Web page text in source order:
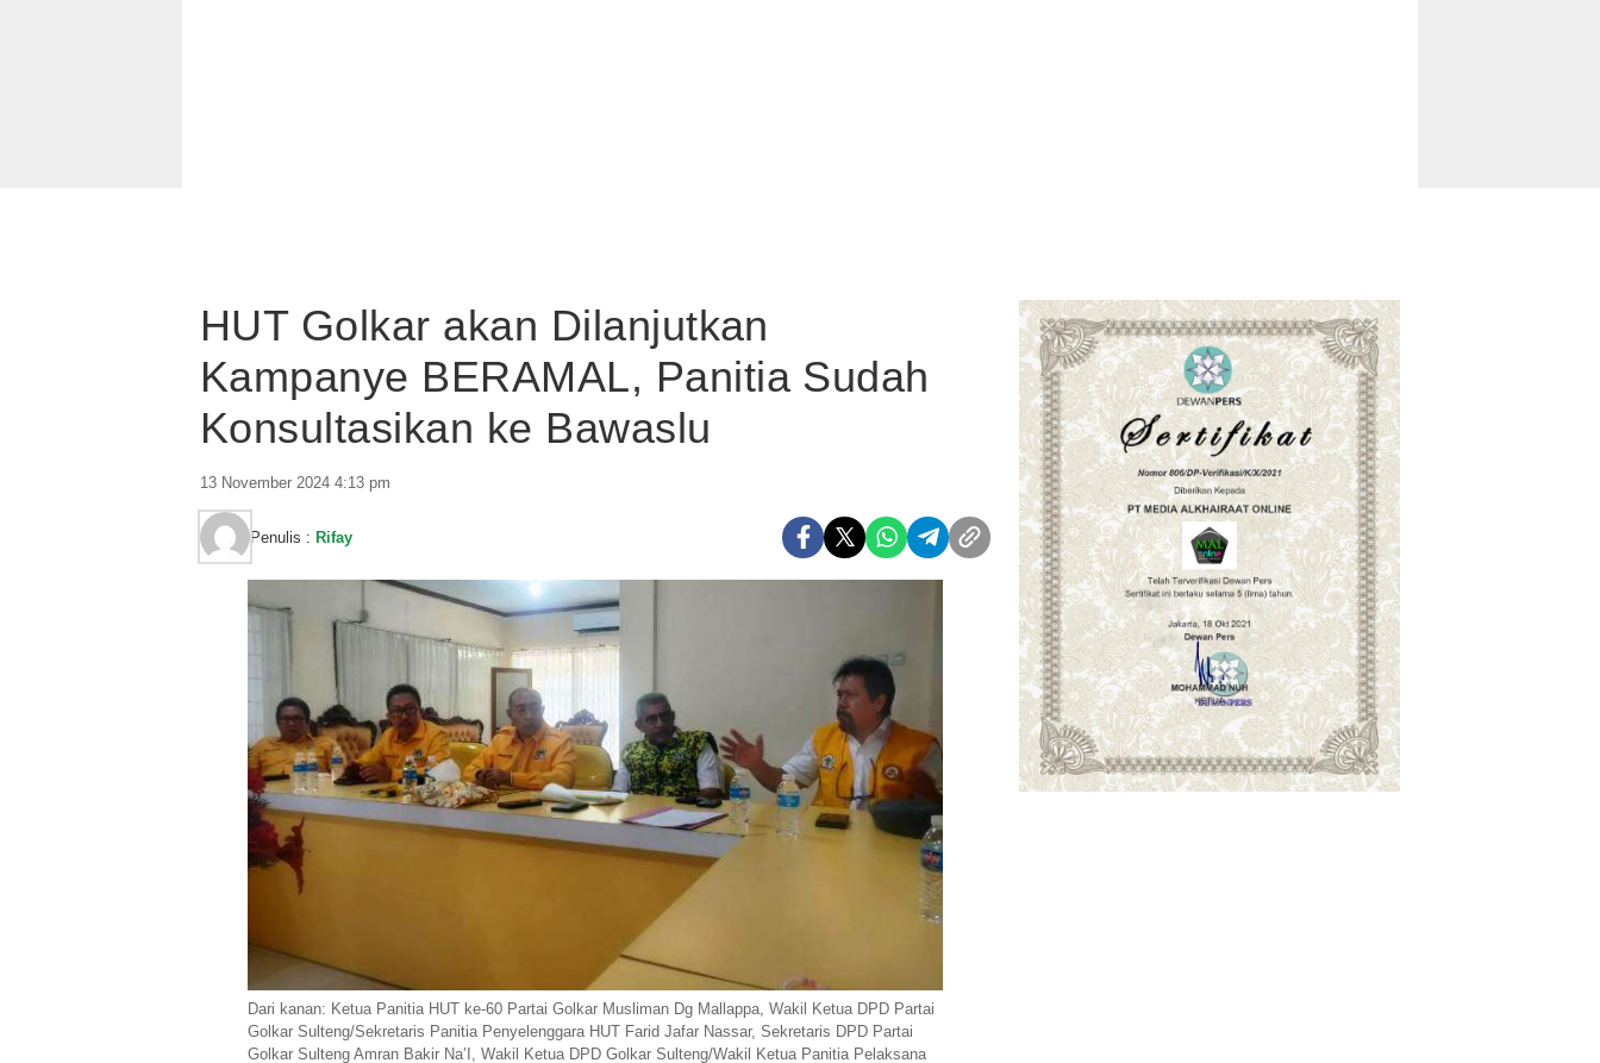
HUT Golkar akan Dilanjutkan
Kampanye BERAMAL, Panitia Sudah
Konsultasikan ke Bawaslu
13 November 2024 4:13 pm
Penulis : Rifay
Dari kanan: Ketua Panitia HUT ke-60 Partai Golkar Musliman Dg Mallappa, Wakil Ketua DPD Partai
Golkar Sulteng/Sekretaris Panitia Penyelenggara HUT Farid Jafar Nassar, Sekretaris DPD Partai
Golkar Sulteng Amran Bakir Na’I, Wakil Ketua DPD Golkar Sulteng/Wakil Ketua Panitia Pelaksana